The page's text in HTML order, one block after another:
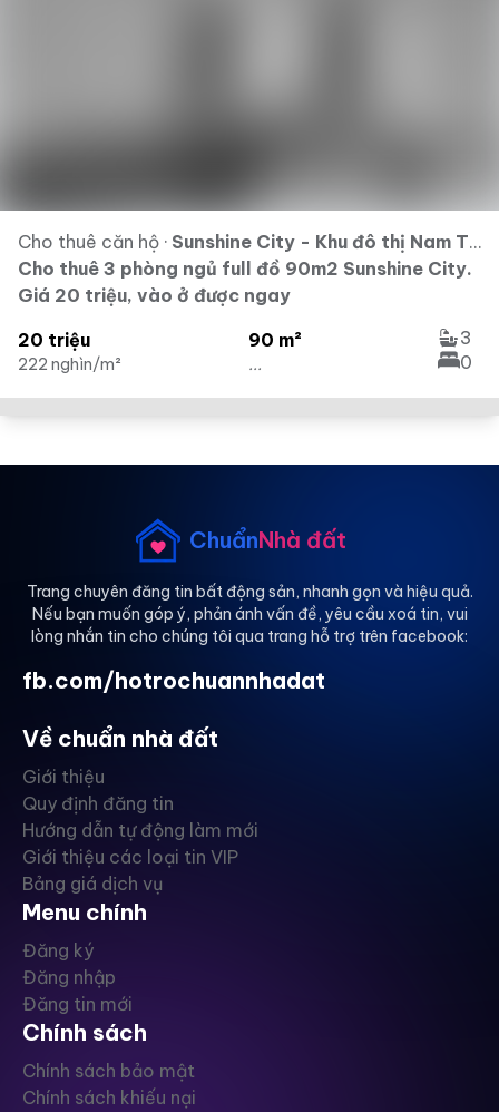
Cho thuê căn hộ · Sunshine City - Khu đô thị Nam Thăng Long - Ciputra
Cho thuê 3 phòng ngủ full đồ 90m2 Sunshine City.
Giá 20 triệu, vào ở được ngay
20 triệu
222 nghìn/m²
90 m²
...
3
0
ChuẩnNhà đất
Trang chuyên đăng tin bất động sản, nhanh gọn và hiệu quả.
Nếu bạn muốn góp ý, phản ánh vấn đề, yêu cầu xoá tin, vui
lòng nhắn tin cho chúng tôi qua trang hỗ trợ trên facebook:
fb.com/hotrochuannhadat
Về chuẩn nhà đất
Giới thiệu
Quy định đăng tin
Hướng dẫn tự động làm mới
Giới thiệu các loại tin VIP
Bảng giá dịch vụ
Menu chính
Đăng ký
Đăng nhập
Đăng tin mới
Chính sách
Chính sách bảo mật
Chính sách khiếu nại